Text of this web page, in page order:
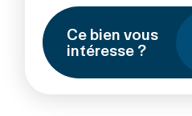
Ce bien vous
intéresse ?